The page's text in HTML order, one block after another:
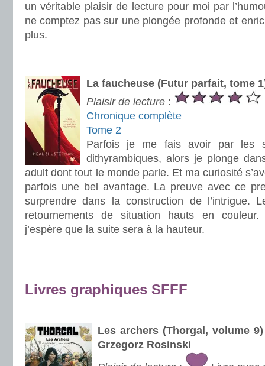
un véritable plaisir de lecture pour moi par
ne comptez pas sur une plongée profonde et
plus.
La faucheuse (Futur parfait, tome
Plaisir de lecture :
Chronique complète
Tome 2
Parfois je me fais avoir par les
dithyrambiques, alors je plonge
adult dont tout le monde parle. Et ma curiosité
parfois une bel avantage. La preuve avec ce
surprendre dans la construction de l’intrigue.
retournements de situation hauts en
j’espère que la suite sera à la hauteur.
Livres graphiques SFFF
Les archers (Thorgal, volume
Grzegorz Rosinski